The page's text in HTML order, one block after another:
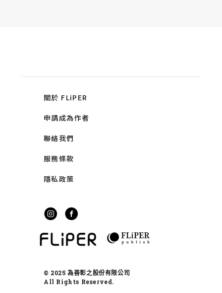
關於 FLiPER
申請成為作者
聯絡我們
服務條款
隱私政策
© 2025 為善彰之股份有限公司
All Rights Reserved.